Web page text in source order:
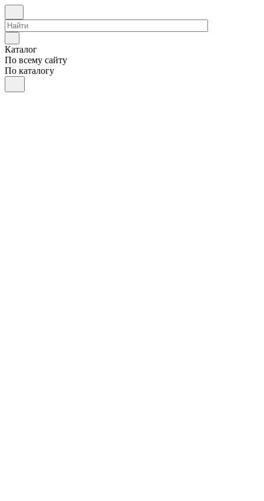
Каталог
По всему сайту
По каталогу